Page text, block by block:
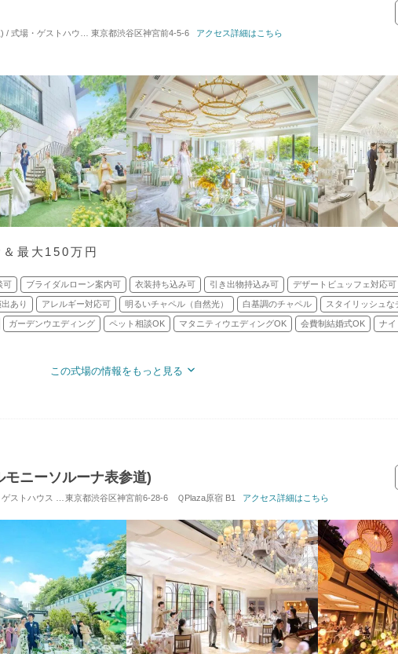
式場・ゲストハウス 対応人数: 着席：2名 ～ 140名 挙式スタイル: 教会式(キリスト教式)／人前式／仏
東京都渋谷区神宮前4-5-6 アクセス詳細はこちら
最大150万円
可 ブライダルローン案内可 衣装持ち込み可 引き出物持込み可 デザートビュッフェ対応可
あり アレルギー対応可 明るいチャペル（自然光） 白基調のチャペル スタイリッシュな
ガーデンウエディング ペット相談OK マタニティウエディングOK 会費制結婚式OK ナイ
この式場の情報をもっと見る
ニーソルーナ表参道)
ストハウス 対応人数: 着席：10名 ～ 120名 挙式スタイル: 教会式(キリスト教式)／人前式／和装人前
東京都渋谷区神宮前6-28-6 ＱPlaza原宿 B1 アクセス詳細はこちら